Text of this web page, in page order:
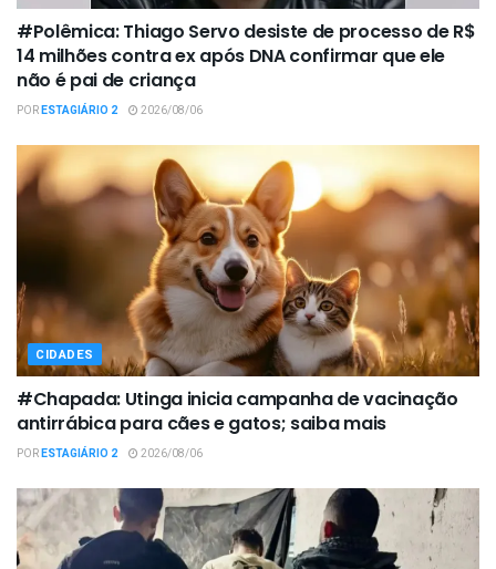
#Polêmica: Thiago Servo desiste de processo de R$
14 milhões contra ex após DNA confirmar que ele
não é pai de criança
PORESTAGIÁRIO 2 2026/08/06
CIDADES
#Chapada: Utinga inicia campanha de vacinação
antirrábica para cães e gatos; saiba mais
PORESTAGIÁRIO 2 2026/08/06